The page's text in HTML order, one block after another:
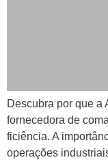
Descubra por que a
fornecedora de
ficiência. A
operações